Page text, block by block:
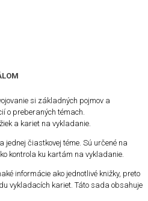
si základných pojmov a
o preberaných témach.
a kariet na vykladanie.
jednej čiastkovej téme. Sú určené na
kontrola ku kartám na vykladanie.
informácie ako jednotlivé knižky, preto
vykladacích kariet. Táto sada obsahuje